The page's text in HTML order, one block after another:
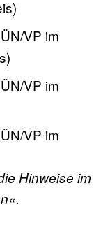
VP im
VP im
VP im
Hinweise im